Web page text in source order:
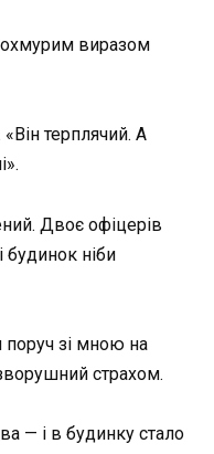
виразом
терплячий. А
Двоє офіцерів
будинок ніби
поруч зі мною на
страхом.
— і в будинку стало